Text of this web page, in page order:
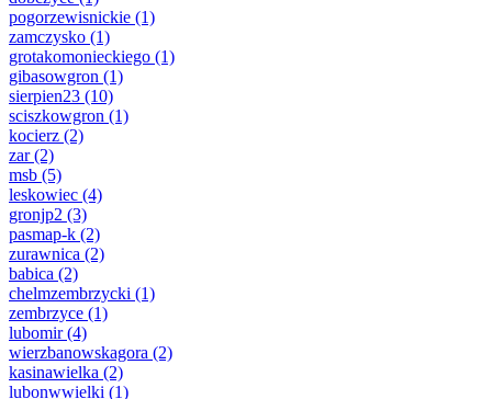
pogorzewisnickie (1)
zamczysko (1)
grotakomonieckiego (1)
gibasowgron (1)
sierpien23 (10)
sciszkowgron (1)
kocierz (2)
zar(2)
msb (5)
leskowiec (4)
gronjp2 (3)
pasmap-k (2)
zurawnica (2)
babica (2)
chelmzembrzycki (1)
zembrzyce (1)
lubomir(4)
wierzbanowskagora (2)
kasinawielka (2)
lubonwwielki (1)